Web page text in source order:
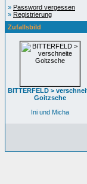
» Password vergessen
» Registrierung
Zufallsbild
BITTERFELD >
Goitzsche
Ini und Micha